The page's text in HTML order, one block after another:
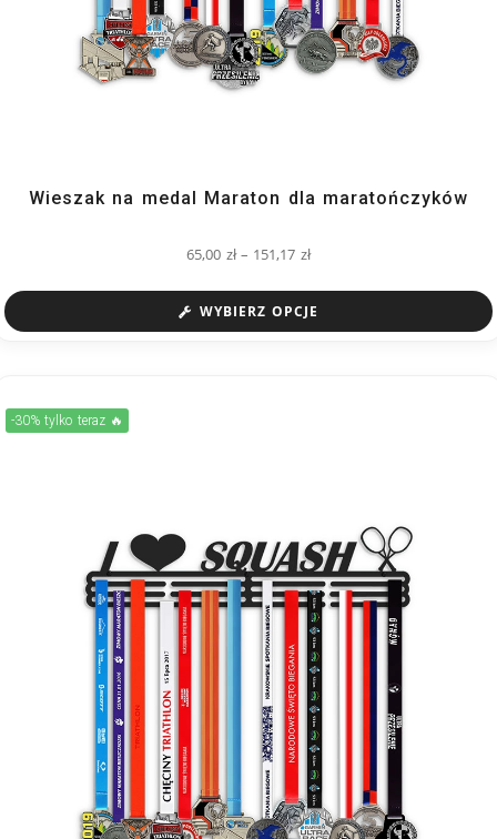
Wieszak na medal Maraton dla maratończyków
65,00 zł – 151,17 zł
WYBIERZ OPCJE
-30% tylko teraz 🔥